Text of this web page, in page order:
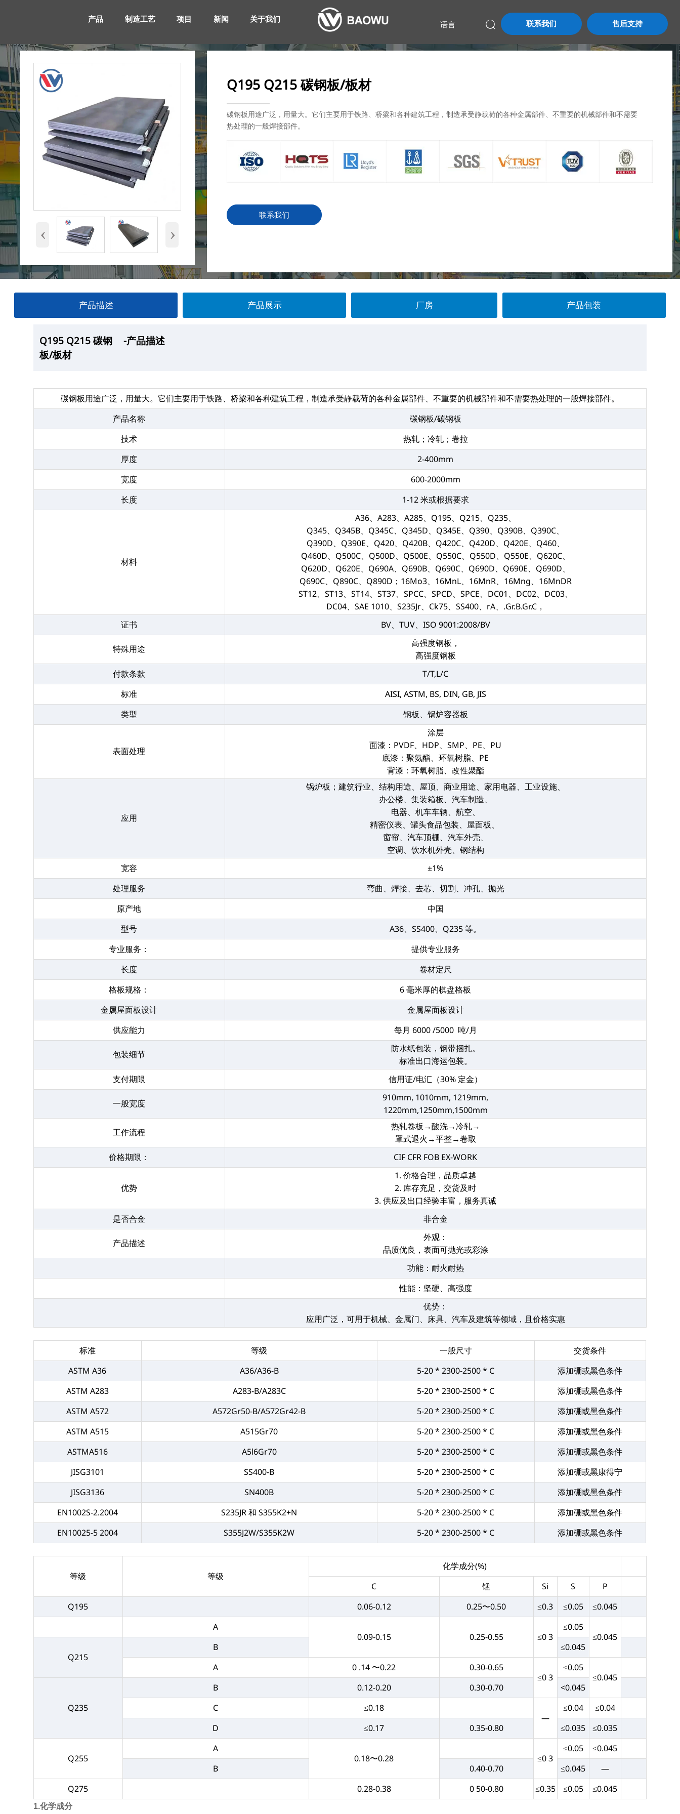
产品 制造工艺 项目 新闻 关于我们
语言  联系我们 售后支持
‹ ›
Q195 Q215 碳钢板/板材
碳钢板用途广泛，用量大。它们主要用于铁路、桥梁和各种建筑工程，制造承受静载荷的各种金属部件、不重要的机械部件和不需要
热处理的一般焊接部件。
联系我们
产品描述 产品展示 厂房 产品包装
Q195 Q215 碳钢
板/板材
-产品描述
碳钢板用途广泛，用量大。它们主要用于铁路、桥梁和各种建筑工程，制造承受静载荷的各种金属部件、不重要的机械部件和不需要热处理的一般焊接部件。
产品名称
碳钢板/碳钢板
技术
热轧；冷轧；卷拉
厚度
2-400mm
宽度
600-2000mm
长度
1-12 米或根据要求
材料
A36、A283、A285、Q195、Q215、Q235、
Q345、Q345B、Q345C、Q345D、Q345E、Q390、Q390B、Q390C、
Q390D、Q390E、Q420、Q420B、Q420C、Q420D、Q420E、Q460、
Q460D、Q500C、Q500D、Q500E、Q550C、Q550D、Q550E、Q620C、
Q620D、Q620E、Q690A、Q690B、Q690C、Q690D、Q690E、Q690D、
Q690C、Q890C、Q890D；16Mo3、16MnL、16MnR、16Mng、16MnDR
ST12、ST13、ST14、ST37、SPCC、SPCD、SPCE、DC01、DC02、DC03、
DC04、SAE 1010、S235Jr、Ck75、SS400、rA、.Gr.B.Gr.C，
证书
BV、TUV、ISO 9001:2008/BV
特殊用途
高强度钢板，
高强度钢板
付款条款
T/T,L/C
标准
AISI, ASTM, BS, DIN, GB, JIS
类型
钢板、锅炉容器板
表面处理
涂层
面漆：PVDF、HDP、SMP、PE、PU
底漆：聚氨酯、环氧树脂、PE
背漆：环氧树脂、改性聚酯
应用
锅炉板；建筑行业、结构用途、屋顶、商业用途、家用电器、工业设施、
办公楼、集装箱板、汽车制造、
电器、机车车辆、航空、
精密仪表、罐头食品包装、屋面板、
窗帘、汽车顶棚、汽车外壳、
空调、饮水机外壳、钢结构
宽容
±1%
处理服务
弯曲、焊接、去芯、切割、冲孔、抛光
原产地
中国
型号
A36、SS400、Q235 等。
专业服务：
提供专业服务
长度
卷材定尺
格板规格：
6 毫米厚的棋盘格板
金属屋面板设计
金属屋面板设计
供应能力
每月 6000 /5000 吨/月
包装细节
防水纸包装，钢带捆扎。
标准出口海运包装。
支付期限
信用证/电汇（30% 定金）
一般宽度
910mm, 1010mm, 1219mm,
1220mm,1250mm,1500mm
工作流程
热轧卷板→酸洗→冷轧→
罩式退火→平整→卷取
价格期限：
CIF CFR FOB EX-WORK
优势
1. 价格合理，品质卓越
2. 库存充足，交货及时
3. 供应及出口经验丰富，服务真诚
是否合金
非合金
产品描述
外观：
品质优良，表面可抛光或彩涂
功能：耐火耐热
性能：坚硬、高强度
优势：
应用广泛，可用于机械、金属门、床具、汽车及建筑等领域，且价格实惠
标准 等级 一般尺寸
交货条件
ASTM A36
A36/A36-B 5-20 * 2300-2500 * C
添加硼或黑色条件
ASTM A283
A283-B/A283C 5-20 * 2300-2500 * C
添加硼或黑色条件
ASTM A572
A572Gr50-B/A572Gr42-B 5-20 * 2300-2500 * C
添加硼或黑色条件
ASTM A515
A515Gr70 5-20 * 2300-2500 * C
添加硼或黑色条件
ASTMA516
A5l6Gr70 5-20 * 2300-2500 * C
添加硼或黑色条件
JISG3101
SS400-B 5-20 * 2300-2500 * C
添加硼或黑康得宁
JISG3136
SN400B 5-20 * 2300-2500 * C
添加硼或黑色条件
EN1002S-2.2004
S235JR 和 S355K2+N 5-20 * 2300-2500 * C
添加硼或黑色条件
EN10025-5 2004
S355J2W/S355K2W 5-20 * 2300-2500 * C 添加硼或黑色条件
等级 等级
化学成分(%)
C
锰 Si S
P
Q195
0.06-0.12 0.25〜0.50 ≤0.3 ≤0.05
≤0.045
A
0.09-0.15
0.25-0.55 ≤0 3
≤0.05
≤0.045
Q215
B
≤0.045
A
0 .14 〜0.22
0.30-0.65
≤0 3
≤0.05
≤0.045
Q235
B 0.12-0.20 0.30-0.70
<0.045
C
≤0.18
—
≤0.04
≤0.04
D
≤0.17 0.35-0.80 ≤0.035 ≤0.035
Q255
A
0.18〜0.28
≤0 3
≤0.05
≤0.045
B
0.40-0.70 ≤0.045
—
Q275
0.28-0.38 0 50-0.80 ≤0.35 ≤0.05 ≤0.045
1.化学成分
Q195 Q215 碳钢
板/板材
—产品展示
Q195 Q215 碳钢
板/板材
-厂房
Q195 Q215 碳钢
板/板材
-产品包装